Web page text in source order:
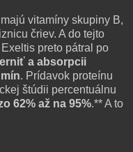
vitamíny skupiny B,
čriev. A do tejto
preto pátral po
a absorpcii
. Prídavok proteínu
štúdii percentuálnu
62% až na 95%.** A to